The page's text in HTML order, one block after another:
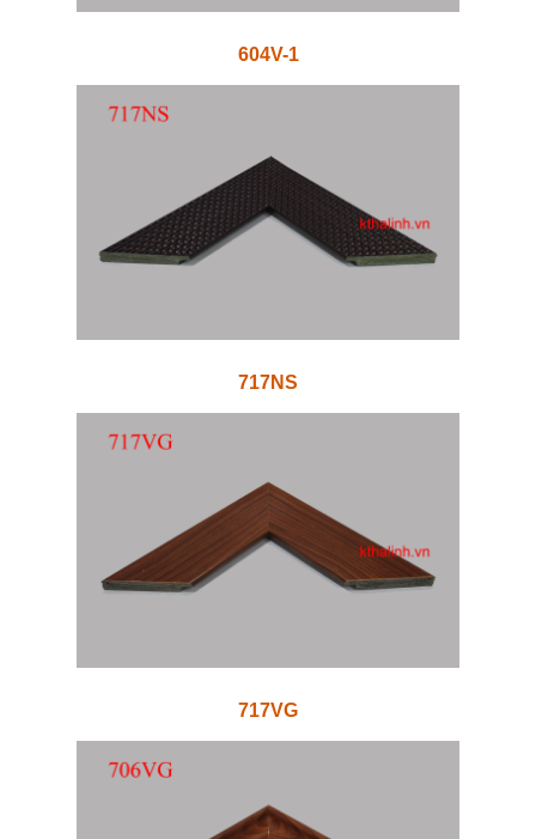
604V-1
717NS
717VG